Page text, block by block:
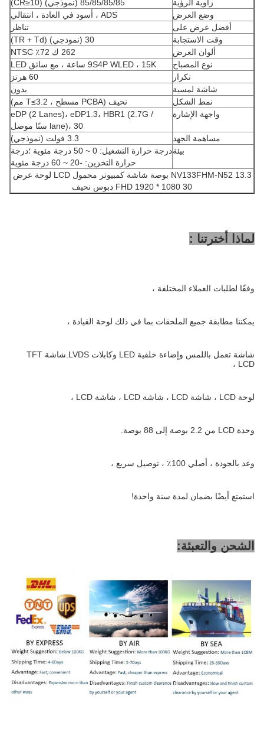
زاوية الرؤية
85/85/85/85 (نموذجي) (CR≥10)
وضع العرض
ADS ، أسود في العادة ، انتقالي
أفضل عرض على
تناظر
وقت الاستجابة
30 (نموذجي) (TR + Td)
ألوان العرض
262 ك 72٪ NTSC
نوع المصباح
9S4P WLED ، 15K ساعة ، مع سائق LED
تكرار
60 هرتز
شاشة لمسية
بدون
نمط الشكل
نحيف (PCBA مسطح ، T≤3.2 مم)
واجهة الإشارة
eDP (2 Lanes)، eDP1.3، HBR1 (2.7G /
lane)، 30 سنًا موصل
مساهمة الجهد
3.3 فولت (نموذجي)
بيئة
درجة حرارة التشغيل: 0 ~ 50 درجة مئوية ؛درجة
حرارة التخزين: -20 ~ 60 درجة مئوية
NV133FHM-N52 13.3 بوصة شاشة كمبيوتر محمول LCD لوحة عرض
FHD 1920 * 1080 30 دبوس نحيف
لماذا أخترتنا :
وفقًا لطلبات العملاء المختلفة ،
يمكننا مطابقة جميع الملحقات بما في ذلك لوحة القيادة ،
شاشة تعمل باللمس وإضاءة خلفية LED وكابلات LVDS.شاشة TFT
LCD ،
لوحة LCD ، شاشة LCD ، شاشة LCD ، شاشة LCD ،
وحدة LCD من 2.2 بوصة إلى 88 بوصة.
وعد بالجودة ، أصلي 100٪ ، توصيل سريع ،
استمتع أيضًا بضمان لمدة سنة واحدة!
الشحن والتعبئة: